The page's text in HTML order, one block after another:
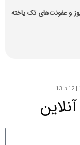
و عفونت‌های تک یاخته